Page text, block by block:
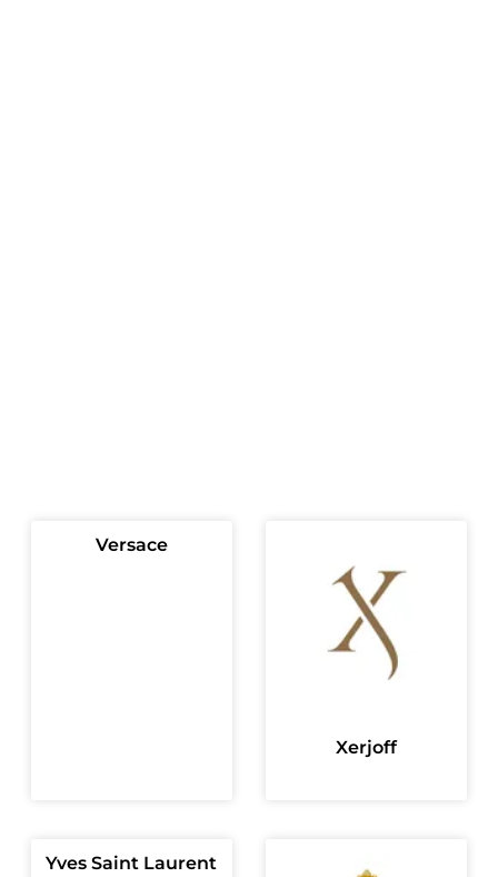
Versace
Xerjoff
Yves Saint Laurent